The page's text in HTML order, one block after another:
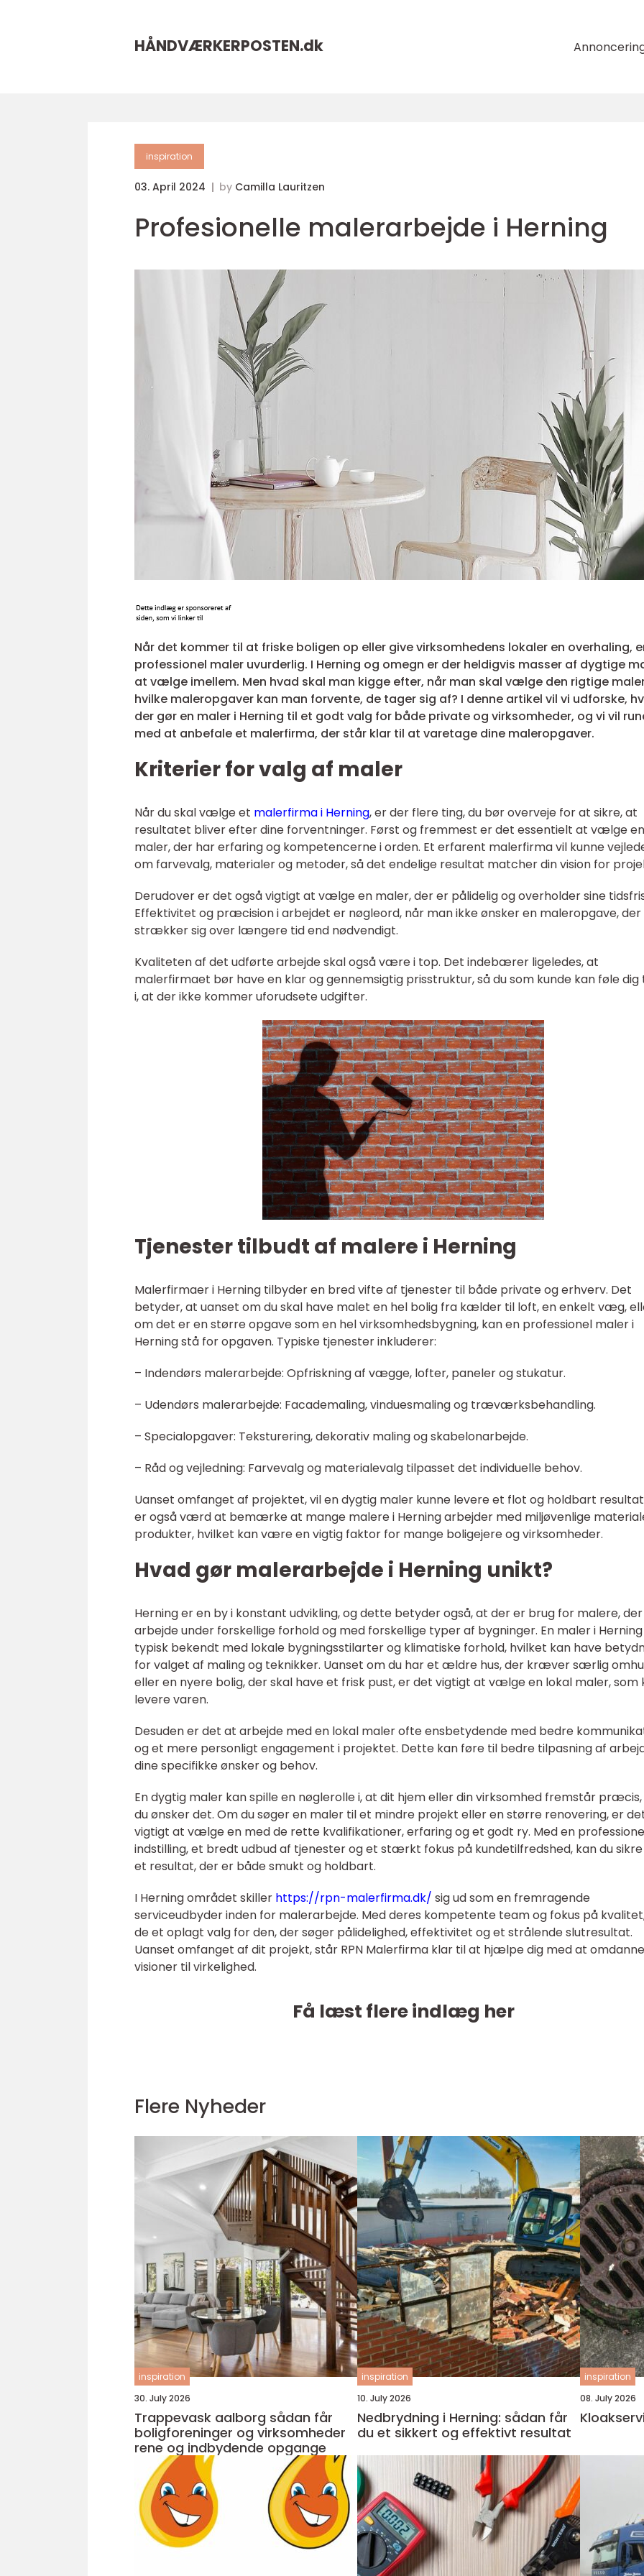
HÅNDVÆRKERPOSTEN.dk
inspiration
03. April 2024 by Camilla Lauritzen
Profesionelle malerarbejde i Herning
Når det kommer til at friske boligen op eller give virksomhedens lokaler en overhaling,
professionel maler uvurderlig. I Herning og omegn er der heldigvis masser af dygtige
at vælge imellem. Men hvad skal man kigge efter, når man skal vælge den rigtige
hvilke maleropgaver kan man forvente, de tager sig af? I denne artikel vil vi udforske,
der gør en maler i Herning til et godt valg for både private og virksomheder, og vi vil
med at anbefale et malerfirma, der står klar til at varetage dine maleropgaver.
Kriterier for valg af maler
Når du skal vælge et malerfirma i Herning, er der flere ting, du bør overveje for at sikre, at
resultatet bliver efter dine forventninger. Først og fremmest er det essentielt at vælge en
maler, der har erfaring og kompetencerne i orden. Et erfarent malerfirma vil kunne
om farvevalg, materialer og metoder, så det endelige resultat matcher din vision for
Derudover er det også vigtigt at vælge en maler, der er pålidelig og overholder sine
Effektivitet og præcision i arbejdet er nøgleord, når man ikke ønsker en maleropgave, der
strækker sig over længere tid end nødvendigt.
Kvaliteten af det udførte arbejde skal også være i top. Det indebærer ligeledes, at
malerfirmaet bør have en klar og gennemsigtig prisstruktur, så du som kunde kan føle dig
i, at der ikke kommer uforudsete udgifter.
Tjenester tilbudt af malere i Herning
Malerfirmaer i Herning tilbyder en bred vifte af tjenester til både private og erhverv. Det
betyder, at uanset om du skal have malet en hel bolig fra kælder til loft, en enkelt væg,
om det er en større opgave som en hel virksomhedsbygning, kan en professionel maler i
Herning stå for opgaven. Typiske tjenester inkluderer:
– Indendørs malerarbejde: Opfriskning af vægge, lofter, paneler og stukatur.
– Udendørs malerarbejde: Facademaling, vinduesmaling og træværksbehandling.
– Specialopgaver: Teksturering, dekorativ maling og skabelonarbejde.
– Råd og vejledning: Farvevalg og materialevalg tilpasset det individuelle behov.
Uanset omfanget af projektet, vil en dygtig maler kunne levere et flot og holdbart
er også værd at bemærke at mange malere i Herning arbejder med miljøvenlige
produkter, hvilket kan være en vigtig faktor for mange boligejere og virksomheder.
Hvad gør malerarbejde i Herning unikt?
Herning er en by i konstant udvikling, og dette betyder også, at der er brug for malere,
arbejde under forskellige forhold og med forskellige typer af bygninger. En maler i
typisk bekendt med lokale bygningsstilarter og klimatiske forhold, hvilket kan have
for valget af maling og teknikker. Uanset om du har et ældre hus, der kræver særlig
eller en nyere bolig, der skal have et frisk pust, er det vigtigt at vælge en lokal maler, som
levere varen.
Desuden er det at arbejde med en lokal maler ofte ensbetydende med bedre
og et mere personligt engagement i projektet. Dette kan føre til bedre tilpasning af
dine specifikke ønsker og behov.
En dygtig maler kan spille en nøglerolle i, at dit hjem eller din virksomhed fremstår
du ønsker det. Om du søger en maler til et mindre projekt eller en større renovering, er
vigtigt at vælge en med de rette kvalifikationer, erfaring og et godt ry. Med en
indstilling, et bredt udbud af tjenester og et stærkt fokus på kundetilfredshed, kan du
et resultat, der er både smukt og holdbart.
I Herning området skiller https://rpn-malerfirma.dk/ sig ud som en fremragende
serviceudbyder inden for malerarbejde. Med deres kompetente team og fokus på
de et oplagt valg for den, der søger pålidelighed, effektivitet og et strålende slutresultat.
Uanset omfanget af dit projekt, står RPN Malerfirma klar til at hjælpe dig med at
visioner til virkelighed.
Få læst flere indlæg her
Flere Nyheder
inspiration
30. July 2026
Trappevask aalborg sådan får
boligforeninger og virksomheder
rene og indbydende opgange
inspiration
10. July 2026
Nedbrydning i Herning: sådan får
du et sikkert og effektivt resultat
inspiration
08. July 2026